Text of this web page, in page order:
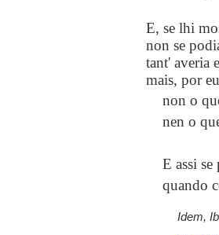
E, se lhi
non se
tant' averia
mais, por
non o
nen o
E assi se
quando
Idem,